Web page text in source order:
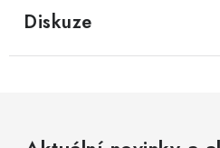
Diskuze